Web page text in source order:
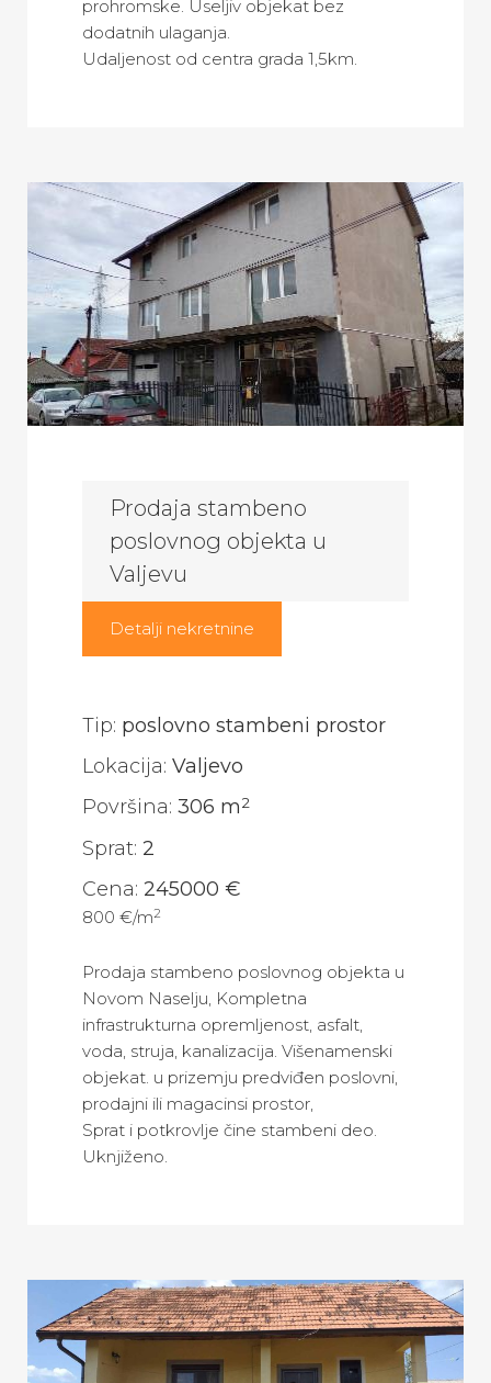
prohromske. Useljiv objekat bez
dodatnih ulaganja.
Udaljenost od centra grada 1,5km.
Prodaja stambeno
poslovnog objekta u
Valjevu
Detalji nekretnine
Tip: poslovno stambeni prostor
Lokacija: Valjevo
Površina: 306 m2
Sprat: 2
Cena: 245000 €
800 €/m2
Prodaja stambeno poslovnog objekta u
Novom Naselju, Kompletna
infrastrukturna opremljenost, asfalt,
voda, struja, kanalizacija. Višenamenski
objekat. u prizemju predviđen poslovni,
prodajni ili magacinsi prostor,
Sprat i potkrovlje čine stambeni deo.
Uknjiženo.